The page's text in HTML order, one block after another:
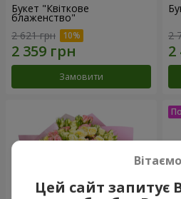
Букет "Квіткове
блаженство"
2 621 грн
Замовити
2
Цей сайт запитує